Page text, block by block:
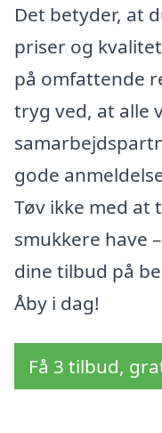
Det betyder, at
priser og
på omfattende
tryg ved, at alle
gode
Tøv ikke med at
smukkere have
dine tilbud på
Åby i dag!
Få 3 tilbud,